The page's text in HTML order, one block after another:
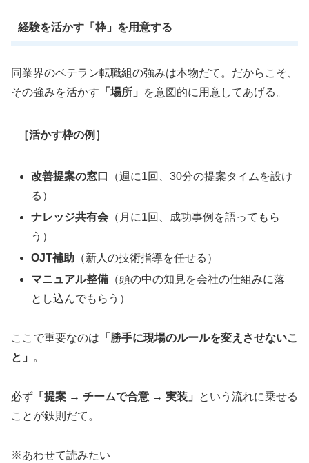
経験を活かす「枠」を用意する
同業界のベテラン転職組の強みは本物だて。だからこそ、
その強みを活かす 「場所」 を意図的に用意してあげる。
［活かす枠の例］
改善提案の窓口
（週に1回、30分の提案タイムを設け
る）
ナレッジ共有会 （月に1回、成功事例を語ってもら
う）
OJT補助 （新人の技術指導を任せる）
マニュアル整備 （頭の中の知見を会社の仕組みに落
とし込んでもらう）
ここで重要なのは 「勝手に現場のルールを変えさせないこ
と」
。
必ず 「提案 → チームで合意 → 実装」
という流れに乗せる
ことが鉄則だて。
※あわせて読みたい